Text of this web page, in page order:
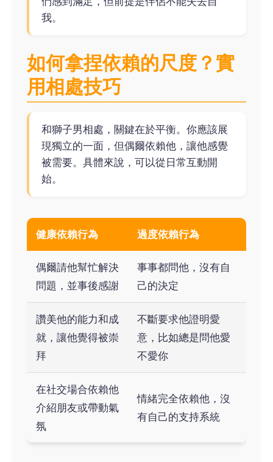
我。
如何拿捏依賴的尺度？實
用相處技巧
和獅子男相處，關鍵在於平衡。你應該展
現獨立的一面，但偶爾依賴他，讓他感覺
被需要。具體來說，可以從日常互動開
始。
健康依賴行為 過度依賴行為
偶爾請他幫忙解決
問題，並事後感謝
事事都問他，沒有自
己的決定
讚美他的能力和成
就，讓他覺得被崇
拜
不斷要求他證明愛
意，比如總是問他愛
不愛你
在社交場合依賴他
介紹朋友或帶動氣
氛
情緒完全依賴他，沒
有自己的支持系統